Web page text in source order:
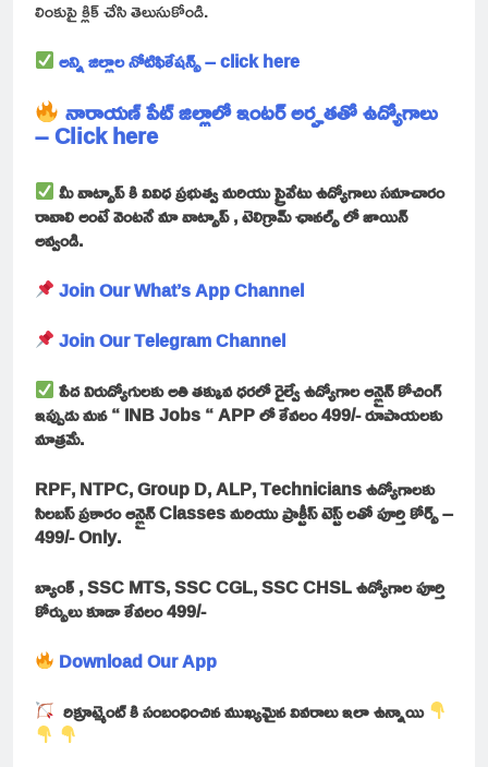
లింకుపై క్లిక్ చేసి తెలుసుకోండి.
అన్ని జిల్లాల నోటిఫికేషన్స్ – click here
నారాయణ్ పేట్ జిల్లాలో ఇంటర్ అర్హతతో ఉద్యోగాలు
– Click here
మీ వాట్సాప్ కి వివిధ ప్రభుత్వ మరియు ప్రైవేటు ఉద్యోగాలు సమాచారం
రావాలి అంటే వెంటనే మా వాట్సాప్ , టెలిగ్రామ్ ఛానల్స్ లో జాయిన్
అవ్వండి.
Join Our What’s App Channel
Join Our Telegram Channel
పేద నిరుద్యోగులకు అతి తక్కువ ధరలో రైల్వే ఉద్యోగాల ఆన్లైన్ కోచింగ్
ఇప్పుడు మన “ INB Jobs “ APP లో కేవలం 499/- రూపాయలకు
మాత్రమే.
RPF, NTPC, Group D, ALP, Technicians ఉద్యోగాలకు
సిలబస్ ప్రకారం ఆన్లైన్ Classes మరియు ప్రాక్టీస్ టెస్ట్ లతో పూర్తి కోర్స్ –
499/- Only.
బ్యాంక్ , SSC MTS, SSC CGL, SSC CHSL ఉద్యోగాల పూర్తి
కోర్సులు కూడా కేవలం 499/-
Download Our App
రిక్రూట్మెంట్ కి సంబంధించిన ముఖ్యమైన వివరాలు ఇలా ఉన్నాయి